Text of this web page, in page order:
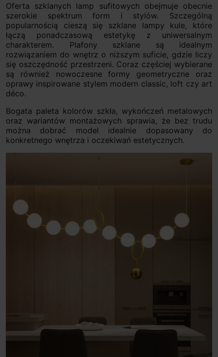
Oferta szklanych lamp sufitowych obejmuje obecnie
szerokie spektrum form i stylów. Szczególną
popularnością cieszą się szklane lampy kule, które
łączą ponadczasową estetykę z uniwersalnym
charakterem. Plafony szklane są idealnym
rozwiązaniem do wnętrz o niższym suficie, gdzie liczy
się oszczędność przestrzeni. Coraz częściej wybierane
są również nowoczesne formy geometryczne oraz
oprawy inspirowane stylem modern classic, loft czy art
déco.
Bogata paleta kolorów szkła, wykończeń metalowych
oraz wariantów montażowych sprawia, że bez trudu
można dobrać model idealnie dopasowany do
konkretnego wnętrza i oczekiwań estetycznych.